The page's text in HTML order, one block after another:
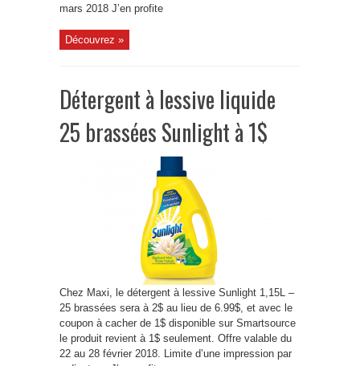
mars 2018 J’en profite
Découvrez »
Détergent à lessive liquide
25 brassées Sunlight à 1$
Chez Maxi, le détergent à lessive Sunlight 1,15L –
25 brassées sera à 2$ au lieu de 6.99$, et avec le
coupon à cacher de 1$ disponible sur Smartsource
le produit revient à 1$ seulement. Offre valable du
22 au 28 février 2018. Limite d’une impression par